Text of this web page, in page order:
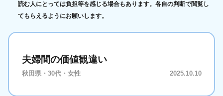
読む人にとっては負担等を感じる場合もあります。各自の判断で閲覧し
てもらえるようにお願いします。
夫婦間の価値観違い
秋田県・30代・女性 2025.10.10